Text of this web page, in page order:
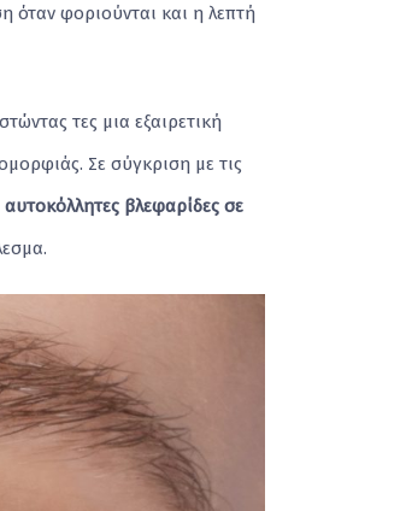
όταν φοριούνται και η λεπτή
τες μια εξαιρετική
Σε σύγκριση με τις
αυτοκόλλητες βλεφαρίδες σε